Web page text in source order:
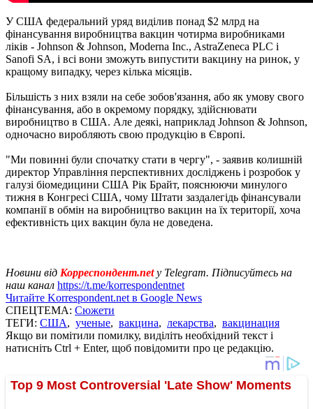
У США федеральний уряд виділив понад $2 млрд на
фінансування виробництва вакцин чотирма виробниками
ліків - Johnson & Johnson, Moderna Inc., AstraZeneca PLC і
Sanofi SA, і всі вони зможуть випустити вакцину на ринок, у
кращому випадку, через кілька місяців.
Більшість з них взяли на себе зобов'язання, або як умову свого
фінансування, або в окремому порядку, здійснювати
виробництво в США. Але деякі, наприклад Johnson & Johnson,
одночасно виробляють свою продукцію в Європі.
"Ми повинні були спочатку стати в чергу", - заявив колишній
директор Управління перспективних досліджень і розробок у
галузі біомедицини США Рік Брайт, пояснюючи минулого
тижня в Конгресі США, чому Штати заздалегідь фінансували
компанії в обмін на виробництво вакцин на їх території, хоча
ефективність цих вакцин була не доведена.
Новини від Корреспондент.net у Telegram. Підписуйтесь на
наш канал https://t.me/korrespondentnet
Читайте Korrespondent.net в Google News
СПЕЦТЕМА: Сюжети
ТЕГИ: США, ученые, вакцина, лекарства, вакцинация
Якщо ви помітили помилку, виділіть необхідний текст і
натисніть Ctrl + Enter, щоб повідомити про це редакцію.